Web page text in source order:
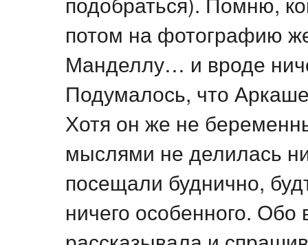
потом на фотографию
Манделлу… и вроде
Подумалось, что
Хотя он же не
мыслями не делилась
посещали буднично,
ничего особенного.